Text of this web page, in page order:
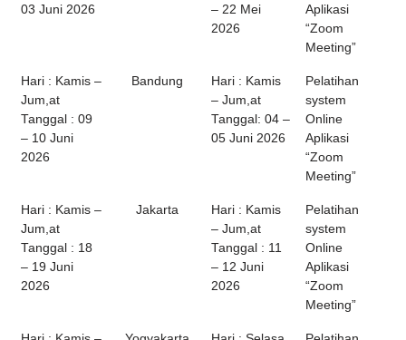
03 Juni 2026
– 22 Mei
2026
Aplikasi
“Zoom
Meeting”
Hari : Kamis –
Jum,at
Tanggal : 09
– 10 Juni
2026
Bandung
Hari : Kamis
– Jum,at
Tanggal: 04 –
05 Juni 2026
Pelatihan
system
Online
Aplikasi
“Zoom
Meeting”
Hari : Kamis –
Jum,at
Tanggal : 18
– 19 Juni
2026
Jakarta
Hari : Kamis
– Jum,at
Tanggal : 11
– 12 Juni
2026
Pelatihan
system
Online
Aplikasi
“Zoom
Meeting”